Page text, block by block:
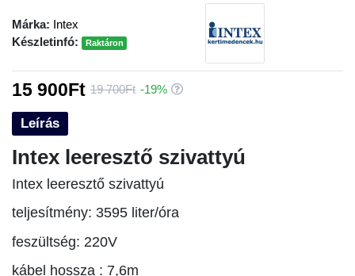
Leírás
Intex leeresztő szivattyú
Intex leeresztő szivattyú
teljesítmény: 3595 liter/óra
feszültség: 220V
kábel hossza : 7,6m
Márka: Intex
Készletinfó:
Raktáron
15 900Ft 19 700Ft -19%